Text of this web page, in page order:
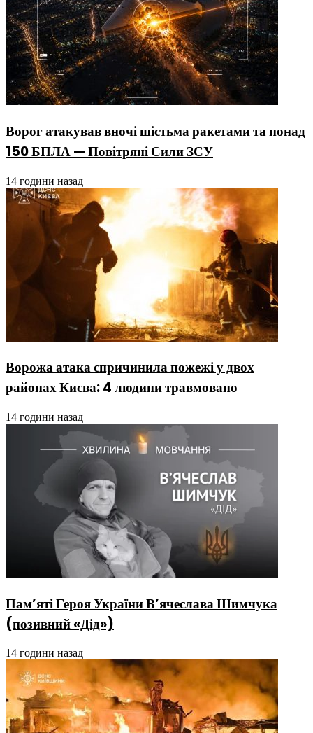
Ворог атакував вночі шістьма ракетами та понад
150 БПЛА — Повітряні Сили ЗСУ
14 години назад
Ворожа атака спричинила пожежі у двох
районах Києва: 4 людини травмовано
14 години назад
Пам’яті Героя України В’ячеслава Шимчука
(позивний «Дід»)
14 години назад